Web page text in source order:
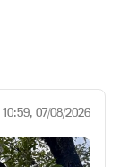
10:59, 07/08/2026